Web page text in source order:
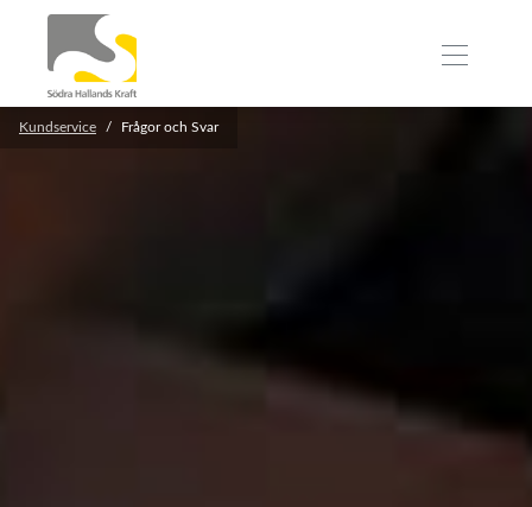
Kundservice Frågor och Svar